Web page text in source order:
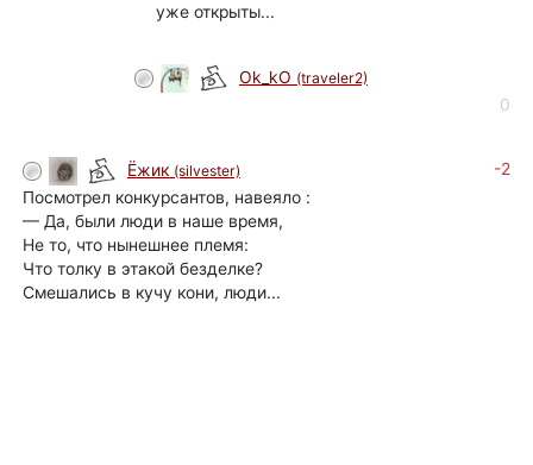
уже открыты...
Ok_kO (traveler2)
0
Ёжик (silvester)
-2
Посмотрел конкурсантов, навеяло :
— Да, были люди в наше время,
Не то, что нынешнее племя:
Что толку в этакой безделке?
Смешались в кучу кони, люди...